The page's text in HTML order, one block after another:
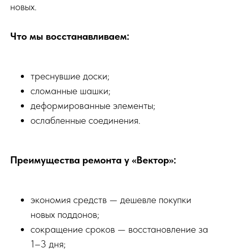
новых.
Что мы восстанавливаем:
треснувшие доски;
сломанные шашки;
деформированные элементы;
ослабленные соединения.
Преимущества ремонта у «Вектор»:
экономия средств — дешевле покупки
новых поддонов;
сокращение сроков — восстановление за
1–3 дня;